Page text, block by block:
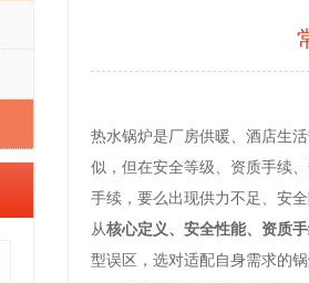
热水锅炉是厂房供暖、酒店生
似，但在安全等级、资质手续
手续，要么出现供力不足、安
从核心定义、安全性能、资质
型误区，选对适配自身需求的锅